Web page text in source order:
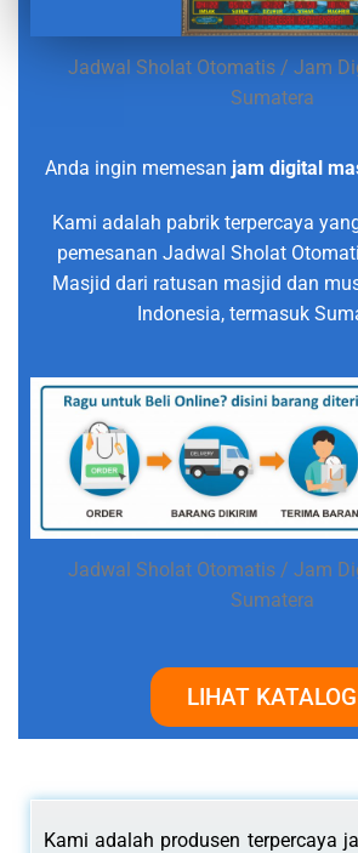
Jadwal Sholat Otomatis / Jam
Sumatera
Anda ingin memesan jam digital
Kami adalah pabrik terpercaya
pemesanan Jadwal Sholat
Masjid dari ratusan masjid dan
Indonesia, termasuk
Jadwal Sholat Otomatis / Jam
Sumatera
LIHAT KATALOG
Kami adalah produsen terpercaya